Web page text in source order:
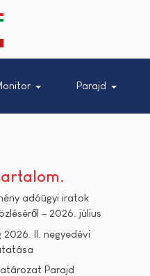
Parajd
adóügyi iratok
– 2026. július
2026. II. negyedévi
Parajd